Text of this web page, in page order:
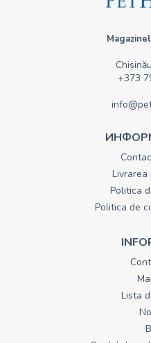
+373
Politica
Politica de
Lista